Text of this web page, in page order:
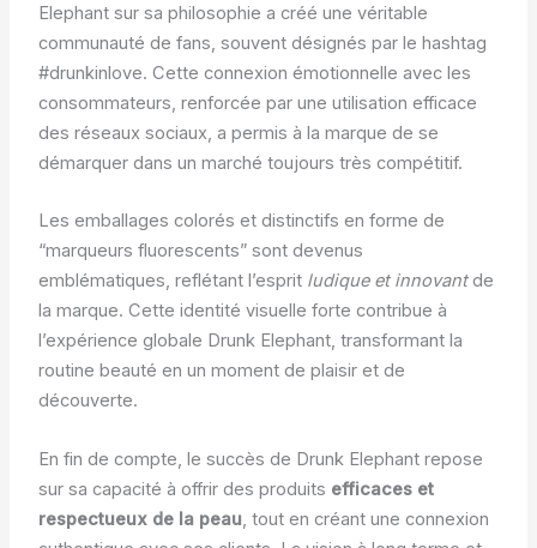
Elephant sur sa philosophie a créé une véritable
communauté de fans, souvent désignés par le hashtag
#drunkinlove. Cette connexion émotionnelle avec les
consommateurs, renforcée par une utilisation efficace
des réseaux sociaux, a permis à la marque de se
démarquer dans un marché toujours très compétitif.
Les emballages colorés et distinctifs en forme de
“marqueurs fluorescents” sont devenus
emblématiques, reflétant l’esprit ludique et innovantde
la marque. Cette identité visuelle forte contribue à
l’expérience globale Drunk Elephant, transformant la
routine beauté en un moment de plaisir et de
découverte.
En fin de compte, le succès de Drunk Elephant repose
sur sa capacité à offrir des produits efficaces et
respectueux de la peau, tout en créant une connexion